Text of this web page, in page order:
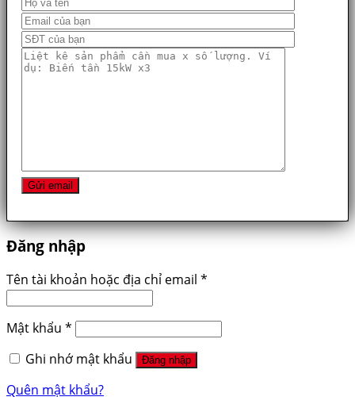
Đăng nhập
Tên tài khoản hoặc địa chỉ email *
Mật khẩu *
Ghi nhớ mật khẩu
Đăng nhập
Quên mật khẩu?